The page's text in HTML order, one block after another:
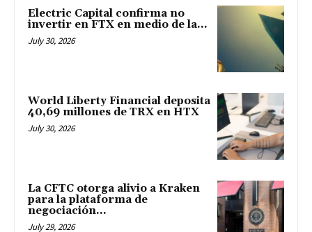
Electric Capital confirma no
invertir en FTX en medio de la...
July 30, 2026
World Liberty Financial deposita
40,69 millones de TRX en HTX
July 30, 2026
La CFTC otorga alivio a Kraken
para la plataforma de
negociación...
July 29, 2026